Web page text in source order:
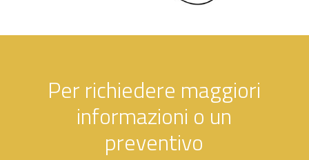
Per richiedere maggiori
informazioni o un
preventivo